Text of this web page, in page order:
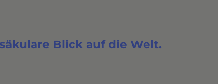
Blick auf die Welt.